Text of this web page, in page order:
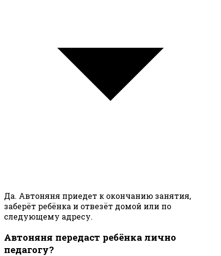
Да. Автоняня приедет к окончанию занятия,
заберёт ребёнка и отвезёт домой или по
следующему адресу.
Автоняня передаст ребёнка лично
педагогу?